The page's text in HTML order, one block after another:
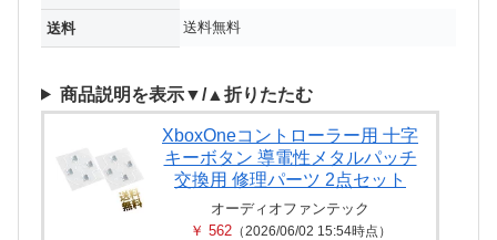
送料 送料無料
商品説明を表示▼/▲折りたたむ
XboxOneコントローラー用 十字
キーボタン 導電性メタルパッチ
交換用 修理パーツ 2点セット
オーディオファンテック
￥ 562（2026/06/02 15:54時点）